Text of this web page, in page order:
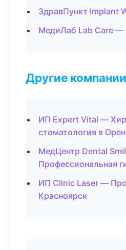
ЗдравПункт Implant
МедиЛаб Lab Care —
Другие компании
ИП Expert Vital —
стоматология в
МедЦентр Dental
Профессиональная
ИП Clinic Laser —
Красноярск